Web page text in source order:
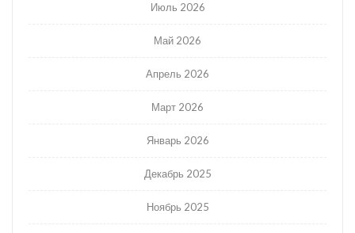
Июль 2026
Май 2026
Апрель 2026
Март 2026
Январь 2026
Декабрь 2025
Ноябрь 2025